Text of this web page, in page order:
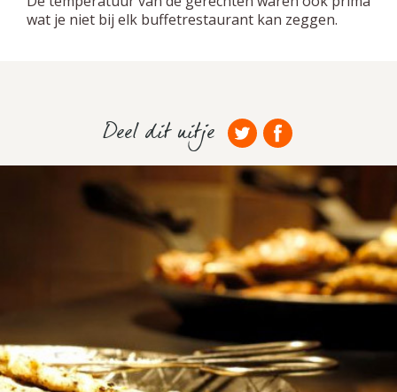
wat je niet bij elk buffetrestaurant kan zeggen.
Deel dit uitje